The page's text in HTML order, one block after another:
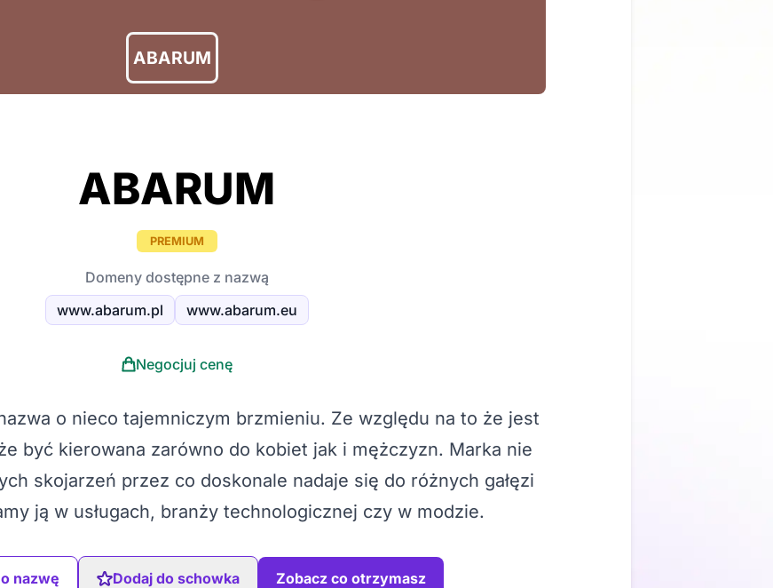
ABARUM
ABARUM
PREMIUM
Domeny dostępne z nazwą
www.abarum.pl
www.abarum.eu
Negocjuj cenę
o nieco tajemniczym brzmieniu. Ze względu na to że jest
być kierowana zarówno do kobiet jak i mężczyzn. Marka nie
skojarzeń przez co doskonale nadaje się do różnych gałęzi
ją w usługach, branży technologicznej czy w modzie.
nazwę Dodaj do schowka Zobacz co otrzymasz